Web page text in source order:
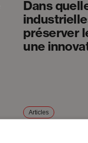
Dans
préserver
une
Articles